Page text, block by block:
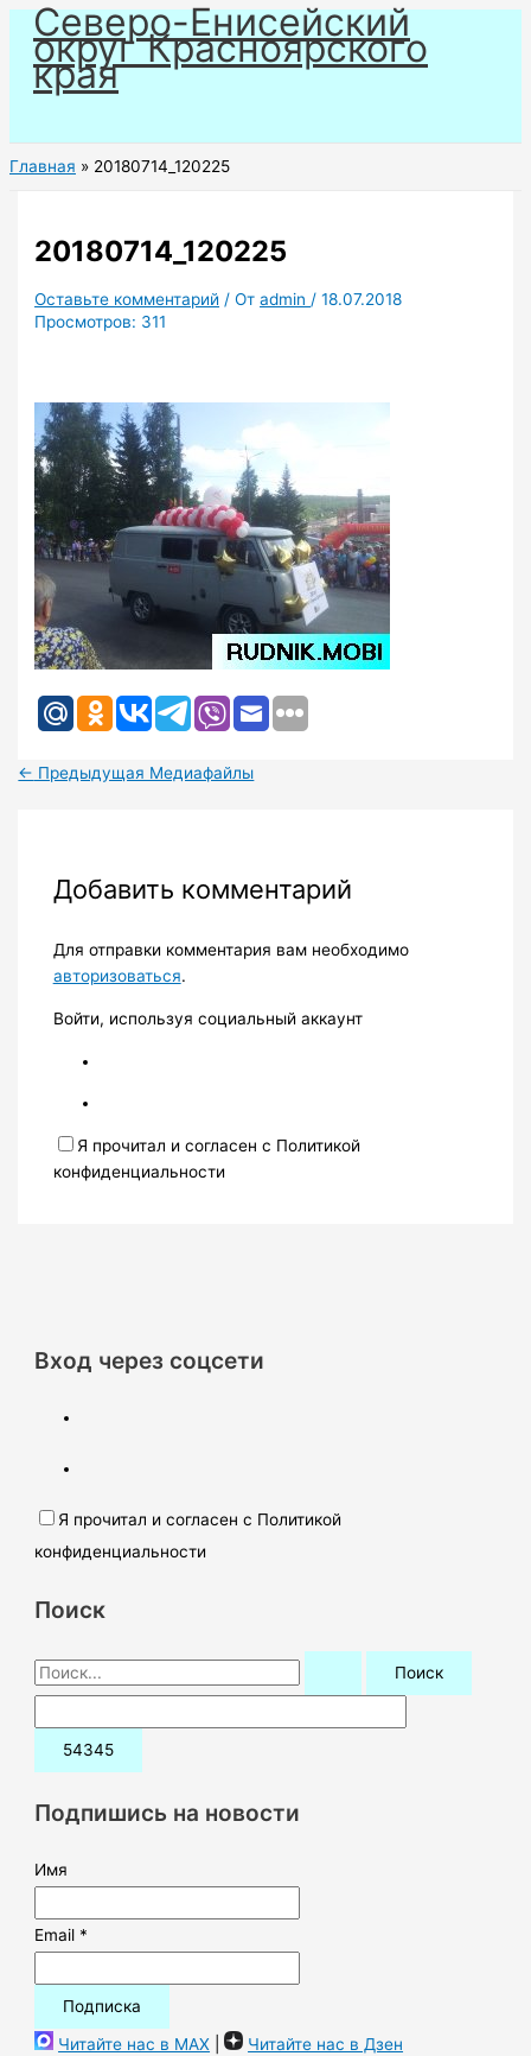
Перейти
содержимому
Северо-Енисейский
округ Красноярского
края
Главная 20180714_120225
20180714_120225
Оставьте комментарий / Отadmin /18.07.2018
Просмотров: 311
← Предыдущая Медиафайлы
Добавить комментарий
Для отправки комментария вам необходимо
авторизоваться.
Войти, используя социальный аккаунт
Я прочитал и согласен с Политикой
конфиденциальности
Вход через соцсети
Я прочитал и согласен с Политикой
конфиденциальности
Поиск
П
о
и
:Подпишись на новости
Имя
Email *
Читайте нас в MAX | Читайте нас в Дзен